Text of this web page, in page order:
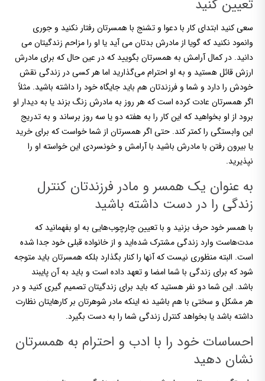
تعیین کنید
سعی کنید ابتدای کار با دعوا و تشنج با همسرتان رفتار نکنید و جوری
وانمود نکنید که گویا از مادرش بدتان می آید یا او را مزاحم زندگیتان می
دانید. در کمال آرامش به همسرتان بگویید که در عین حال که برای مادرش
ارزش قائل هستید و به او احترام می‌گذارید اما هر کسی در زندگی نقش
خودش را دارد و شما و فرزندتان هم باید جایگاه خود را داشته باشید. مثلاً
اگر همسرتان عادت کرده است که هر روز به مادرش زنگ بزند یا به دیدار او
برود از او بخواهید که این کار را به هفته دو یا سه روز برساند و به تدریج
این وابستگی را کمتر کند. حتی اگر همسرتان از شما خواست که برای خرید
یا بیرون رفتن با مادرش باشید با آرامش و خونسردی این خواسته او را
نپذیرید.
به عنوان یک همسر و مادر فرزندتان کنترل
زندگی را در دست داشته باشید
با همسر خود حرف بزنید و با تعیین چارچوب‌هایی به او بفهمانید که
مدت‌هاست وارد زندگی مشترک شده‌اید و از خانواده قبلی خود جدا شده
است. البته منظوری نیست که آنها را کنار بگذارد بلکه همسرتان باید متوجه
شود که برای زندگی با شما امضا و تعهد داده است و باید به آن پایبند
باشد. این شما دو نفر هستید که باید برای زندگیتان تصمیم گیری کنید و در
هر مشکل و سختی با هم باشید نه اینکه مادر شوهرتان بر کارهایتان نظارت
داشته باشد یا بخواهد کنترل زندگی شما را به دست بگیرد.
احساسات خود را با ادب و احترام به همسرتان
نشان دهید